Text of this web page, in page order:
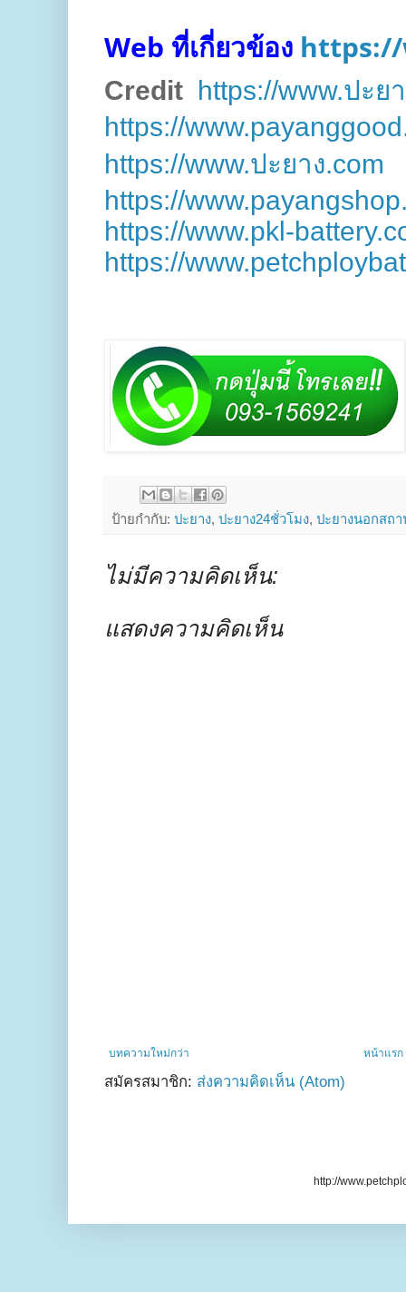
Web ที่เกี่ยวข้อง https://
Credit
https://www.ปะ
https://
https://www.ปะยาง.com
https://
https://www.pkl-
https://
ป้ายกำกับ: ปะยาง, ปะยาง24ชั่วโมง, ปะยางนอกสถ
ไม่มีความคิดเห็น:
แสดงความคิดเห็น
บทความใหม่กว่า หน้าแรก
สมัครสมาชิก: ส่งความคิดเห็น (Atom)
http://